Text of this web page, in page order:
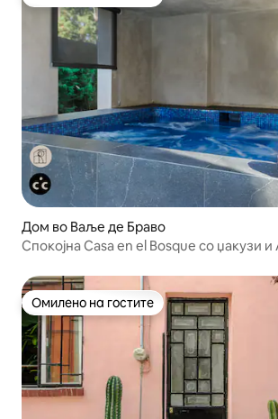
Дом во Ваље де Браво
Спокојна Casa en el Bosque со џакузи
Омилено на гостите
Омилено на гостите